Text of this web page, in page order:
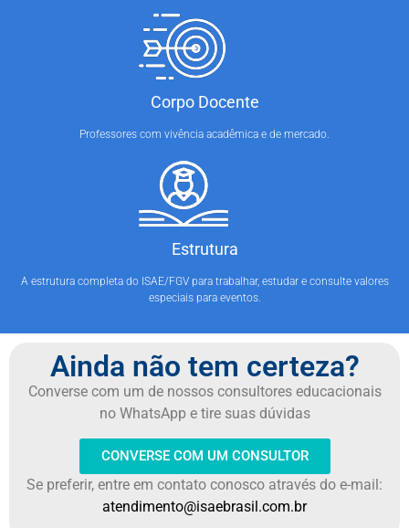
Corpo Docente
Professores com vivência acadêmica e de mercado.
Estrutura
A estrutura completa do ISAE/FGV para trabalhar, estudar e consulte valores
especiais para eventos.
Ainda não tem certeza?
Converse com um de nossos consultores educacionais
no WhatsApp e tire suas dúvidas
CONVERSE COM UM CONSULTOR
Se preferir, entre em contato conosco através do e-mail:
atendimento@isaebrasil.com.br